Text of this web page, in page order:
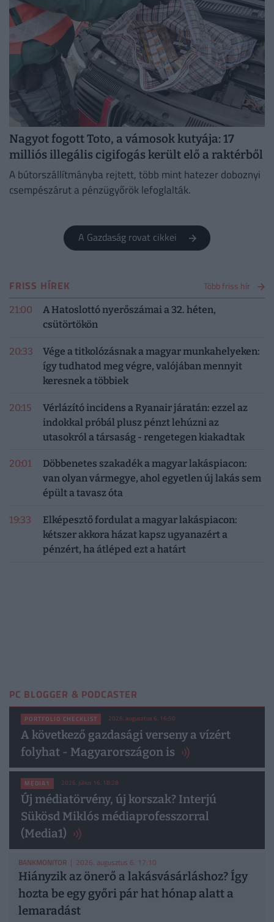
Nagyot fogott Toto, a vámosok kutyája: 17
milliós illegális cigifogás került elő a raktérből
A bútorszállítmányba rejtett, több mint hatezer doboznyi
csempészárut a pénzügyőrök lefoglalták.
A Gazdaság rovat cikkei
FRISS HÍREK Több friss hír
21:00
A Hatoslottó nyerőszámai a 32. héten,
csütörtökön
20:33
Vége a titkolózásnak a magyar munkahelyeken:
így tudhatod meg végre, valójában mennyit
keresnek a többiek
20:15
Vérlázító incidens a Ryanair járatán: ezzel az
indokkal próbál plusz pénzt lehúzni az
utasokról a társaság - rengetegen kiakadtak
20:01
Döbbenetes szakadék a magyar lakáspiacon:
van olyan vármegye, ahol egyetlen új lakás sem
épült a tavasz óta
19:33
Elképesztő fordulat a magyar lakáspiacon:
kétszer akkora házat kapsz ugyanazért a
pénzért, ha átléped ezt a határt
PC BLOGGER & PODCASTER
PORTFOLIO CHECKLIST 2026. augusztus 6. 16:50
A következő gazdasági verseny a vízért
folyhat - Magyarországon is
MEDIA1 2026. július 16. 18:28
Új médiatörvény, új korszak? Interjú
Sükösd Miklós médiaprofesszorral
(Media1)
BANKMONITOR | 2026. augusztus 6. 17:10
Hiányzik az önerő a lakásvásárláshoz? Így
hozta be egy győri pár hat hónap alatt a
lemaradást